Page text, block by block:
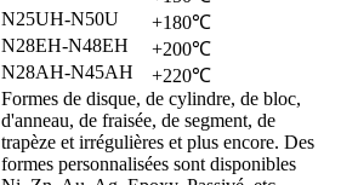
N25UH-N50U
+180℃
N28EH-N48EH
+200℃
N28AH-N45AH
+220℃
Formes de disque, de cylindre, de bloc,
d'anneau, de fraisée, de segment, de
trapèze et irrégulières et plus encore. Des
formes personnalisées sont disponibles